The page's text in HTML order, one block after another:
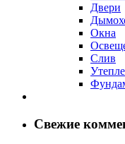
Двери
Окна
Слив
Свежие